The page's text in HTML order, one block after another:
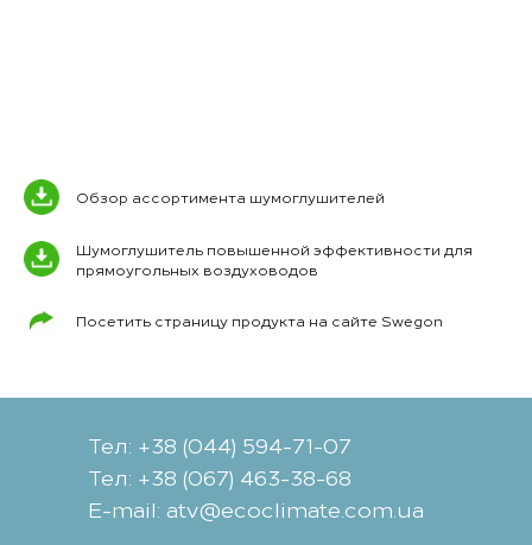
Обзор ассортимента шумоглушителей
Шумоглушитель повышенной эффективности для
прямоугольных воздуховодов
Посетить страницу продукта на сайте Swegon
Тел: +38 (044) 594-71-07
Тел: +38 (067) 463-38-68
Е-mail: atv@ecoclimate.com.ua